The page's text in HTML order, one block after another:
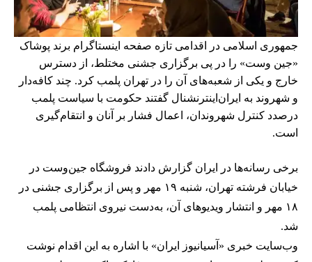
جمهوری اسلامی در اقدامی تازه صفحه اینستاگرام برند پوشاک
«جین وست» را در پی برگزاری جشنی مختلط، از دسترس
خارج و یکی از شعبه‌های آن را در تهران پلمب کرد. چند کافه‌‌دار
و شهروند به ایران‌اینترنشنال گفتند حکومت با سیاست پلمب
درصدد کنترل شهروندان، اعمال فشار بر آنان و انتقام‌گیری
است.
برخی رسانه‌ها در ایران گزارش دادند فروشگاه جین‌وست در
خیابان فرشته تهران، شنبه ۱۹ مهر و پس از برگزاری جشنی در
۱۸ مهر و انتشار ویدیوهای آن، به‌دست نیروی انتظامی پلمب
شد.
وب‌سایت خبری «آسیانیوز ایران» با اشاره به این اقدام نوشت